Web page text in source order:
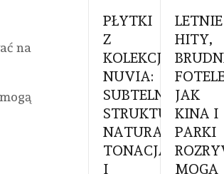
na
KARBOKSYTERAPIA
GŁOWY
KRAKOWIE:
ZABIEGÓW
PŁYTKI
Z
KOLEKCJI
NUVIA:
SUBTELNA
STRUKTURA,
NATURALNA
TONACJA
I
LETNIE
HITY,
JAK
KINA I
PARKI
MOGĄ